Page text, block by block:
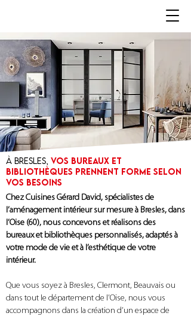
À Bresles, vos bureaux et
bibliothèques prennent forme selon
vos besoins
Chez Cuisines Gérard David, spécialistes de
l’aménagement intérieur sur mesure à Bresles, dans
l’Oise (60), nous concevons et réalisons des
bureaux et bibliothèques personnalisés, adaptés à
votre mode de vie et à l’esthétique de votre
intérieur.
Que vous soyez à Bresles, Clermont, Beauvais ou
dans tout le département de l’Oise, nous vous
accompagnons dans la création d’un espace de